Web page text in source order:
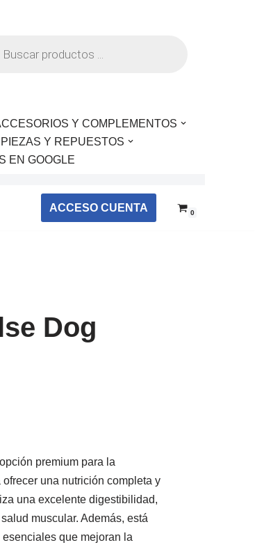
Y COMPLEMENTOS
PIEZAS Y REPUESTOS
EN GOOGLE
ACCESO CUENTA 0
Dog
premium para la
una nutrición completa y
una excelente digestibilidad,
muscular. Además, está
que mejoran la